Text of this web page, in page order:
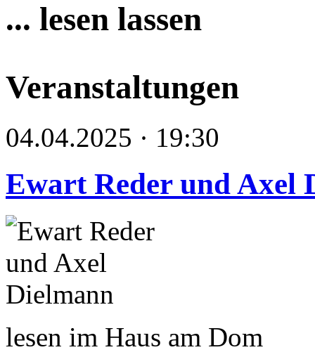
... lesen lassen
Veranstaltungen
04.04.2025 · 19:30
Ewart Reder und Axel
lesen im Haus am Dom